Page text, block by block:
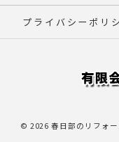
プライバシーポリ
© 2026 春日部のリフォ